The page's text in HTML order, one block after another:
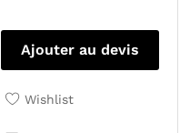
Ajouter au devis
Wishlist